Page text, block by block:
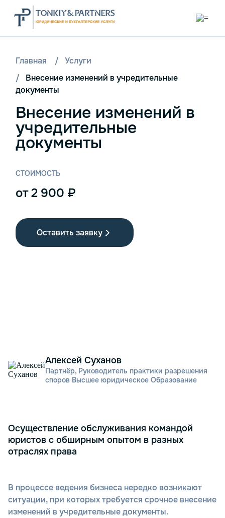
Главная /
Услуги
/
Внесение изменений в учредительные
документы
Внесение изменений в
учредительные
документы
СТОИМОСТЬ
от 2 900 ₽
Оставить заявку
Алексей Суханов
Партнёр, Руководитель практики разрешения
споров Высшее юридическое Образование
Осуществление обслуживания командой
юристов с обширным опытом в разных
отраслях права
В процессе ведения бизнеса нередко возникают
ситуации, при которых требуется срочное внесение
изменений в учредительные документы.